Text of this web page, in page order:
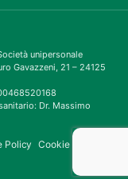
unipersonale
Gavazzeni, 21 – 24125
Dr. Massimo
Policy Cookie Consent